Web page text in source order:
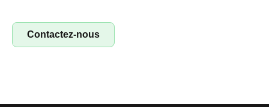
Contactez-nous